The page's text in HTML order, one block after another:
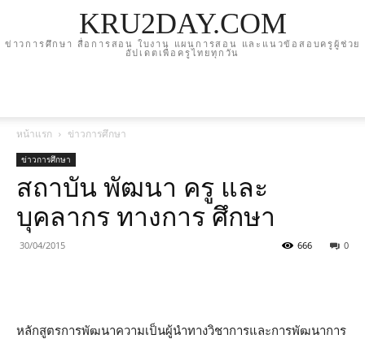
KRU2DAY.COM
ข่าวการศึกษา สื่อการสอน ใบงาน แผนการสอน และแนวข้อสอบครูผู้ช่วย
อัปเดตเพื่อครูไทยทุกวัน
หน้าแรก ข่าวการศึกษา
ข่าวการศึกษา
สถาบัน พัฒนา ครู และ
บุคลากร ทางการ ศึกษา
30/04/2015 0
666
หลักสูตรการพัฒนาความเป็นผู้นำทางวิชาการและการพัฒนาการ